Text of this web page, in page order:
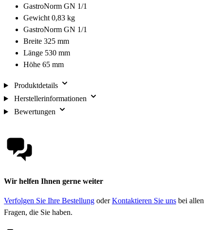
GastroNorm GN 1/1
Gewicht 0,83 kg
GastroNorm GN 1/1
Breite 325 mm
Länge 530 mm
Höhe 65 mm
Produktdetails
Herstellerinformationen
Bewertungen
Wir helfen Ihnen gerne weiter
Verfolgen Sie Ihre Bestellung oderKontaktieren Sie uns bei allen
Fragen, die Sie haben.